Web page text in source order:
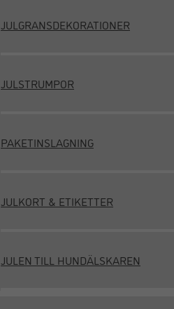
JULGRANSDEKORATIONER
JULSTRUMPOR
PAKETINSLAGNING
JULKORT & ETIKETTER
JULEN TILL HUNDÄLSKAREN